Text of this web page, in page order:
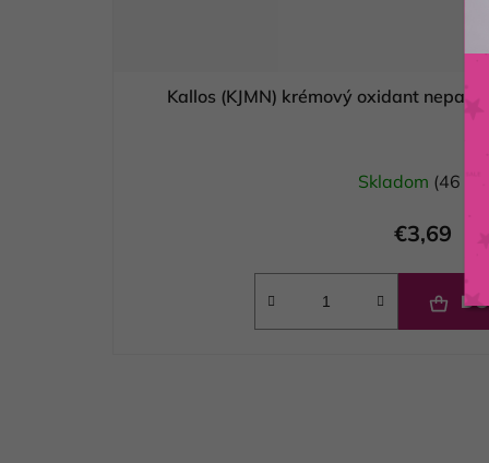
Kallos (KJMN) krémový oxidant
Skladom (46 ks)
€3,69